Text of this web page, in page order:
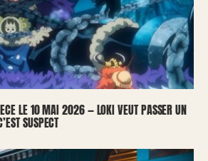
LE 10 MAI 2026 — LOKI VEUT PASSER UN
SUSPECT